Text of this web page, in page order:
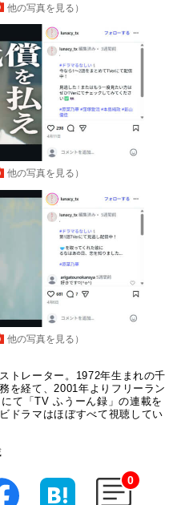
他の写真を見る ）
他の写真を見る ）
他の写真を見る ）
トレーター。1972年生まれの千
を経て、2001年よりフリーラン
にて「TV ふうーん録」の連載を
ドラマはほぼすべて視聴してい
0